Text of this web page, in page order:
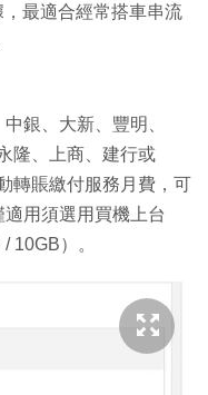
最適合經常搭車串流
銀、大新、豐明、
隆、上商、建行或
轉賬繳付服務月費，可
用須選用買機上台
10GB）。